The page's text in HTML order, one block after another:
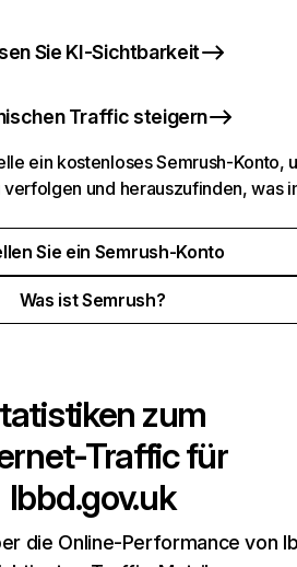
Sie KI-Sichtbarkeit
Traffic steigern
ein kostenloses Semrush-Konto,
und herauszufinden, was
Sie ein Semrush-Konto
Was ist Semrush?
zum
Traffic für
lbbd.gov.uk
die Online-Performance von